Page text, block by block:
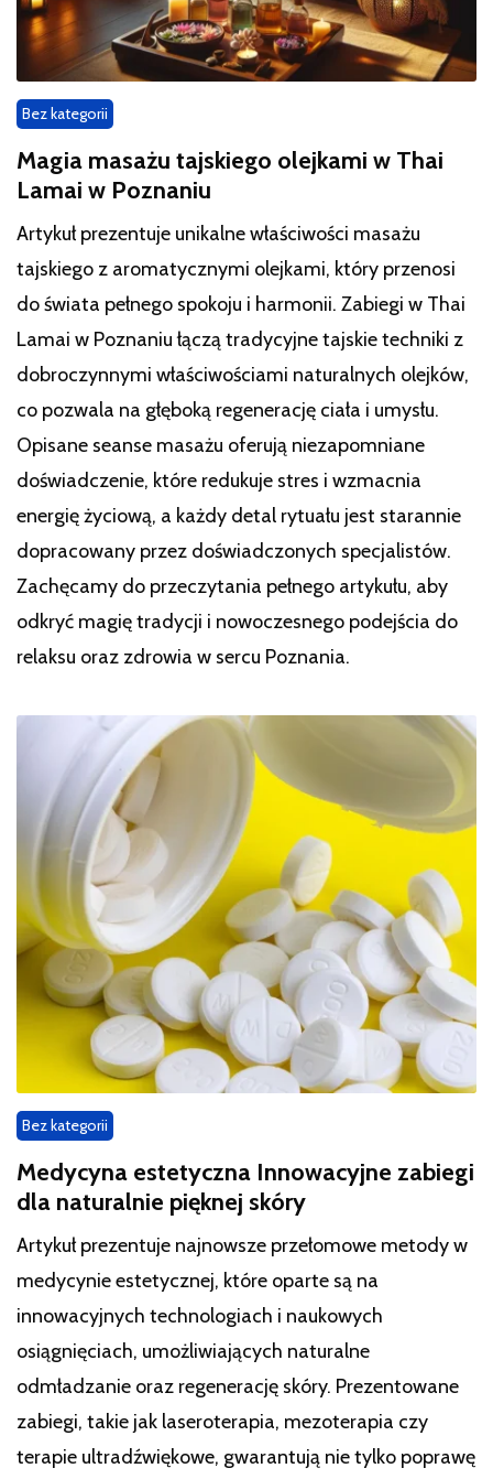
Bez kategorii
Magia masażu tajskiego olejkami w Thai
Lamai w Poznaniu
Artykuł prezentuje unikalne właściwości masażu
tajskiego z aromatycznymi olejkami, który przenosi
do świata pełnego spokoju i harmonii. Zabiegi w Thai
Lamai w Poznaniu łączą tradycyjne tajskie techniki z
dobroczynnymi właściwościami naturalnych olejków,
co pozwala na głęboką regenerację ciała i umysłu.
Opisane seanse masażu oferują niezapomniane
doświadczenie, które redukuje stres i wzmacnia
energię życiową, a każdy detal rytuału jest starannie
dopracowany przez doświadczonych specjalistów.
Zachęcamy do przeczytania pełnego artykułu, aby
odkryć magię tradycji i nowoczesnego podejścia do
relaksu oraz zdrowia w sercu Poznania.
Bez kategorii
Medycyna estetyczna Innowacyjne zabiegi
dla naturalnie pięknej skóry
Artykuł prezentuje najnowsze przełomowe metody w
medycynie estetycznej, które oparte są na
innowacyjnych technologiach i naukowych
osiągnięciach, umożliwiających naturalne
odmładzanie oraz regenerację skóry. Prezentowane
zabiegi, takie jak laseroterapia, mezoterapia czy
terapie ultradźwiękowe, gwarantują nie tylko poprawę